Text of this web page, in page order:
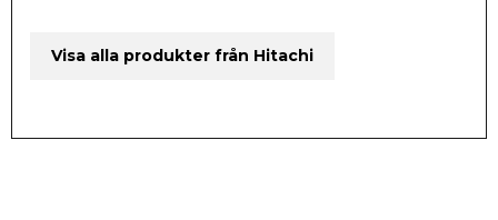
Visa alla produkter från Hitachi